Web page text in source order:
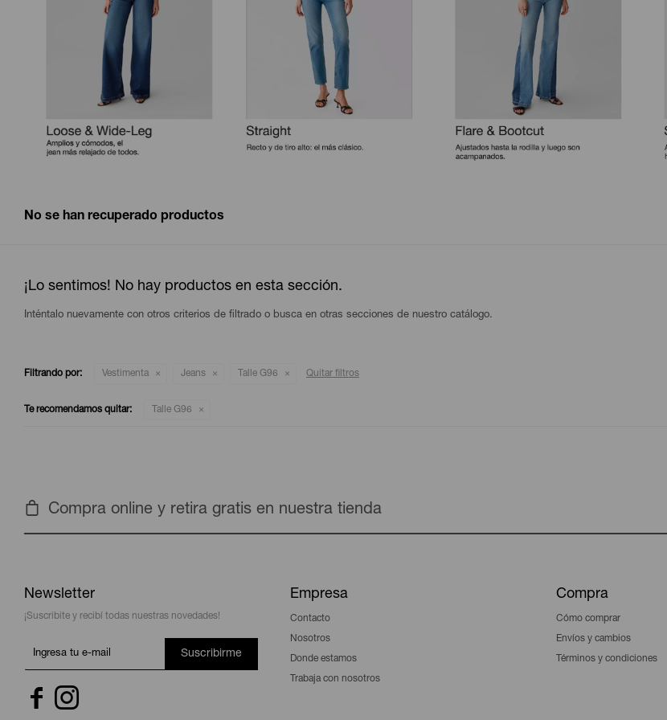
No se han recuperado productos
¡Lo sentimos! No hay productos en esta sección.
Inténtalo nuevamente con otros criterios de filtrado o busca en otras secciones de nuestro catálogo.
Filtrando por: Vestimenta Jeans Talle G96 Quitar filtros
Te recomendamos quitar: Talle G96
Compra online y retira gratis en nuestra tienda
Newsletter
¡Suscribite y recibí todas nuestras novedades!
Suscribirme
 
Empresa
Contacto
Nosotros
Donde estamos
Trabaja con nosotros
Compra
Cómo comprar
Envíos y cambios
Términos y condiciones